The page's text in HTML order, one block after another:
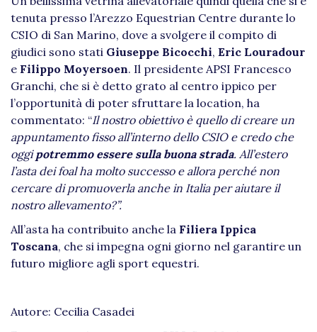
tenuta presso l’Arezzo Equestrian Centre durante lo
CSIO di San Marino, dove a svolgere il compito di
giudici sono stati Giuseppe Bicocchi, Eric Louradour
e Filippo Moyersoen. Il presidente APSI Francesco
Granchi, che si è detto grato al centro ippico per
l’opportunità di poter sfruttare la location, ha
commentato: “Il nostro obiettivo è quello di creare un
appuntamento fisso all’interno dello CSIO e credo che
oggipotremmo essere sulla buona strada. All’estero
l’asta dei foal ha molto successo e allora perché non
cercare di promuoverla anche in Italia per aiutare il
nostro allevamento?”.
All’asta ha contribuito anche la Filiera Ippica
Toscana, che si impegna ogni giorno nel garantire un
futuro migliore agli sport equestri.
Autore: Cecilia Casadei